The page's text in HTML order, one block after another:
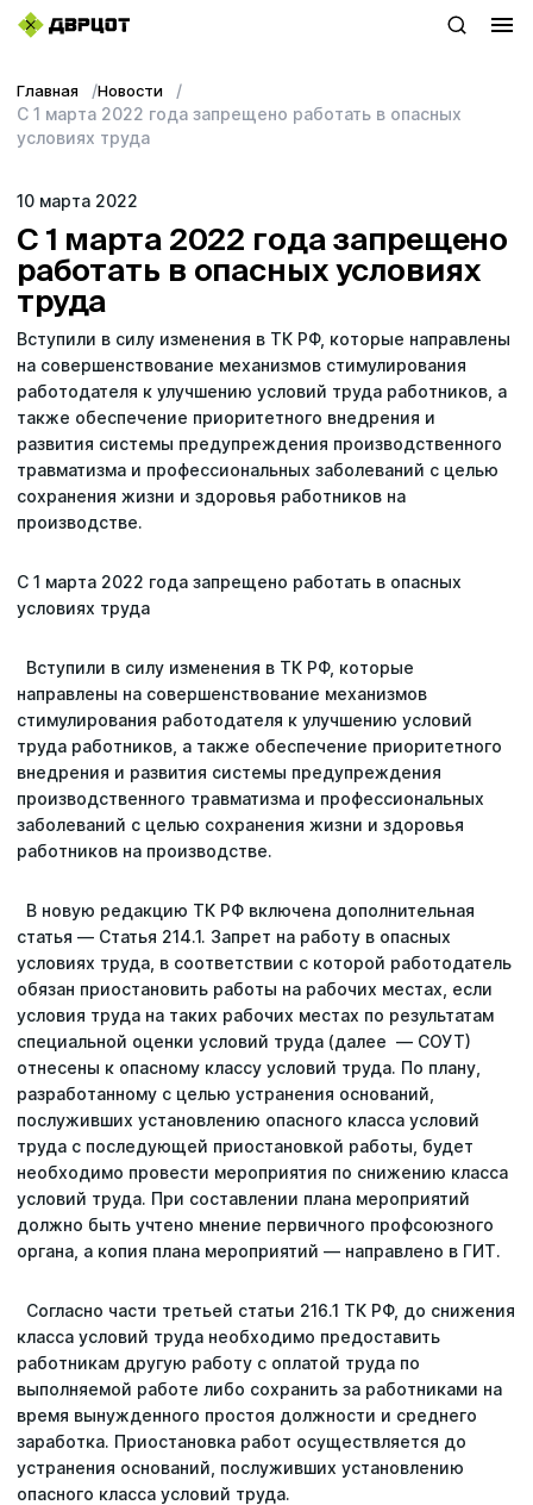
+7 (423) 22–44–333
О компании
Контакты
Топ-проекты
Новости
Статьи
Сотрудничество с ДВРЦОТ
Главная Новости
С 1 марта 2022 года запрещено работать в опасных
условиях труда
10 мартa 2022
С 1 марта 2022 года запрещено
работать в опасных условиях
труда
Вступили в силу изменения в ТК РФ, которые направлены
на совершенствование механизмов стимулирования
работодателя к улучшению условий труда работников, а
также обеспечение приоритетного внедрения и
развития системы предупреждения производственного
травматизма и профессиональных заболеваний с целью
сохранения жизни и здоровья работников на
производстве.
С 1 марта 2022 года запрещено работать в опасных
условиях труда
Вступили в силу изменения в ТК РФ, которые
направлены на совершенствование механизмов
стимулирования работодателя к улучшению условий
труда работников, а также обеспечение приоритетного
внедрения и развития системы предупреждения
производственного травматизма и профессиональных
заболеваний с целью сохранения жизни и здоровья
работников на производстве.
В новую редакцию ТК РФ включена дополнительная
статья — Статья 214.1. Запрет на работу в опасных
условиях труда, в соответствии с которой работодатель
обязан приостановить работы на рабочих местах, если
условия труда на таких рабочих местах по результатам
специальной оценки условий труда (далее — СОУТ)
отнесены к опасному классу условий труда. По плану,
разработанному с целью устранения оснований,
послуживших установлению опасного класса условий
труда с последующей приостановкой работы, будет
необходимо провести мероприятия по снижению класса
условий труда. При составлении плана мероприятий
должно быть учтено мнение первичного профсоюзного
органа, а копия плана мероприятий — направлено в ГИТ.
Согласно части третьей статьи 216.1 ТК РФ, до снижения
класса условий труда необходимо предоставить
работникам другую работу с оплатой труда по
выполняемой работе либо сохранить за работниками на
время вынужденного простоя должности и среднего
заработка. Приостановка работ осуществляется до
устранения оснований, послуживших установлению
опасного класса условий труда.